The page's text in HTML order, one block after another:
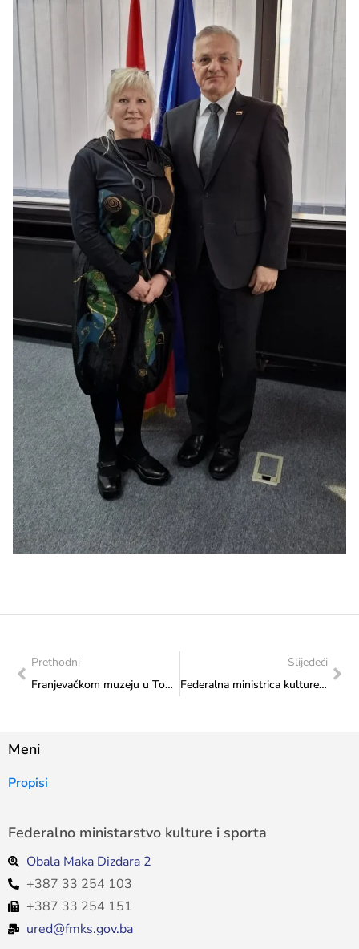
Prethodni
Franjevačkom muzeju u Tomislavgradu upućena čestitka u povodu otvorenja izložbe
Slijedeći
Federalna ministrica kulture i sporta Sanja Vlaisavljević svečano otvorila izložbu Stjepana Skoke „Mjera mora” u Zagrebu
Meni
Propisi
Federalno ministarstvo kulture i sporta
Obala Maka Dizdara 2
+387 33 254 103
+387 33 254 151
ured@fmks.gov.ba